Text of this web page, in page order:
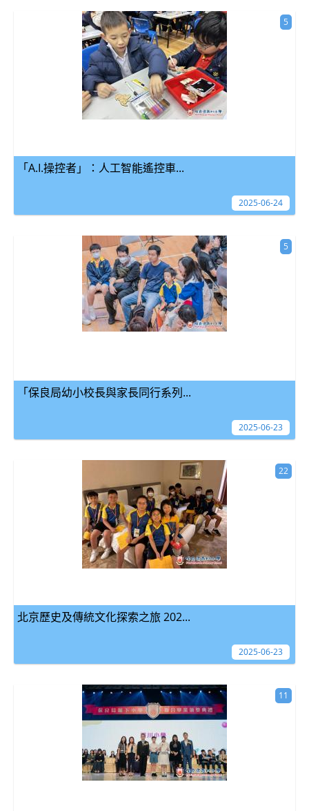
「A.I.操控者」：人工智能遙控車...
5
2025-06-24
「保良局幼小校長與家長同行系列...
5
2025-06-23
北京歷史及傳統文化探索之旅 202...
22
2025-06-23
11